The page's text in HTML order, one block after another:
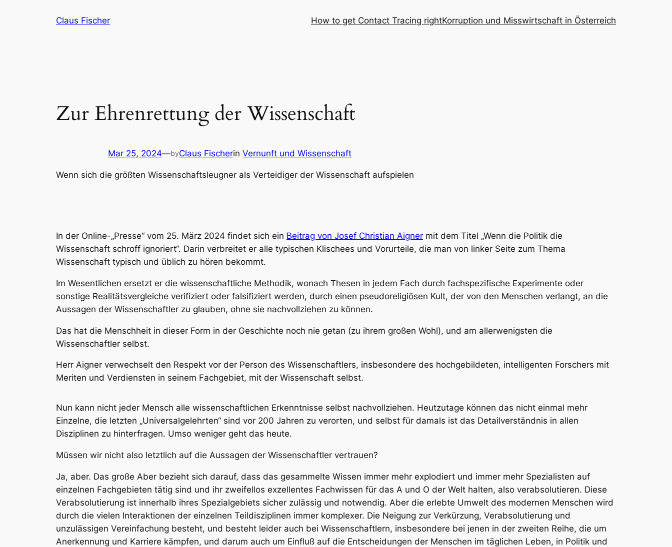
Claus Fischer How to get Contact Tracing rightKorruption und Misswirtschaft in Österreich
Zur Ehrenrettung der Wissenschaft
Mar 25, 2024—byClaus Fischerin Vernunft und Wissenschaft
Wenn sich die größten Wissenschaftsleugner als Verteidiger der Wissenschaft aufspielen
In der Online-„Presse“ vom 25. März 2024 findet sich ein Beitrag von Josef Christian Aigner mit dem Titel „Wenn die Politik die
Wissenschaft schroff ignoriert“. Darin verbreitet er alle typischen Klischees und Vorurteile, die man von linker Seite zum Thema
Wissenschaft typisch und üblich zu hören bekommt.
Im Wesentlichen ersetzt er die wissenschaftliche Methodik, wonach Thesen in jedem Fach durch fachspezifische Experimente oder
sonstige Realitätsvergleiche verifiziert oder falsifiziert werden, durch einen pseudoreligiösen Kult, der von den Menschen verlangt, an die
Aussagen der Wissenschaftler zu glauben, ohne sie nachvollziehen zu können.
Das hat die Menschheit in dieser Form in der Geschichte noch nie getan (zu ihrem großen Wohl), und am allerwenigsten die
Wissenschaftler selbst.
Herr Aigner verwechselt den Respekt vor der Person des Wissenschaftlers, insbesondere des hochgebildeten, intelligenten Forschers mit
Meriten und Verdiensten in seinem Fachgebiet, mit der Wissenschaft selbst.
Nun kann nicht jeder Mensch alle wissenschaftlichen Erkenntnisse selbst nachvollziehen. Heutzutage können das nicht einmal mehr
Einzelne, die letzten „Universalgelehrten“ sind vor 200 Jahren zu verorten, und selbst für damals ist das Detailverständnis in allen
Disziplinen zu hinterfragen. Umso weniger geht das heute.
Müssen wir nicht also letztlich auf die Aussagen der Wissenschaftler vertrauen?
Ja, aber. Das große Aber bezieht sich darauf, dass das gesammelte Wissen immer mehr explodiert und immer mehr Spezialisten auf
einzelnen Fachgebieten tätig sind und ihr zweifellos exzellentes Fachwissen für das A und O der Welt halten, also verabsolutieren. Diese
Verabsolutierung ist innerhalb ihres Spezialgebiets sicher zulässig und notwendig. Aber die erlebte Umwelt des modernen Menschen wird
durch die vielen Interaktionen der einzelnen Teildisziplinen immer komplexer. Die Neigung zur Verkürzung, Verabsolutierung und
unzulässigen Vereinfachung besteht, und besteht leider auch bei Wissenschaftlern, insbesondere bei jenen in der zweiten Reihe, die um
Anerkennung und Karriere kämpfen, und darum auch um Einfluß auf die Entscheidungen der Menschen im täglichen Leben, in Politik und